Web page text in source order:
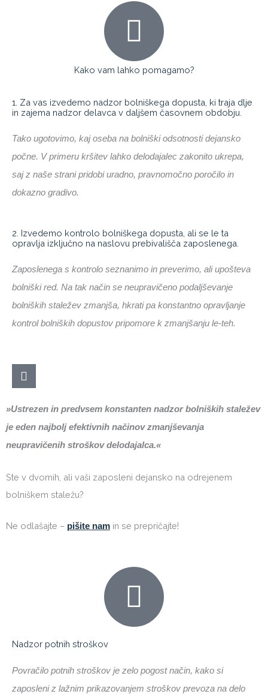
Kako vam lahko pomagamo?
1. Za vas izvedemo nadzor bolniškega dopusta, ki traja dlje
in zajema nadzor delavca v daljšem časovnem obdobju.
Tako ugotovimo, kaj oseba na bolniški odsotnosti dejansko
počne. V primeru kršitev lahko delodajalec zakonito ukrepa,
saj z naše strani pridobi uradno, pravnomočno poročilo in
dokazno gradivo.
2. Izvedemo kontrolo bolniškega dopusta, ali se le ta
opravlja izključno na naslovu prebivališča zaposlenega.
Zaposlenega s kontrolo seznanimo in preverimo, ali upošteva
bolniški red. Na tak način se neupravičeno podaljševanje
bolniških staležev zmanjša, hkrati pa konstantno opravljanje
kontrol bolniških dopustov pripomore k zmanjšanju le-teh.
»Ustrezen in predvsem konstanten nadzor bolniških staležev
je eden najbolj efektivnih načinov zmanjševanja
neupravičenih stroškov delodajalca.«
Ste v dvomih, ali vaši zaposleni dejansko na odrejenem
bolniškem staležu?
Ne odlašajte – pišite nam in se prepričajte!
Nadzor potnih stroškov
Povračilo potnih stroškov je zelo pogost način, kako si
zaposleni z lažnim prikazovanjem stroškov prevoza na delo